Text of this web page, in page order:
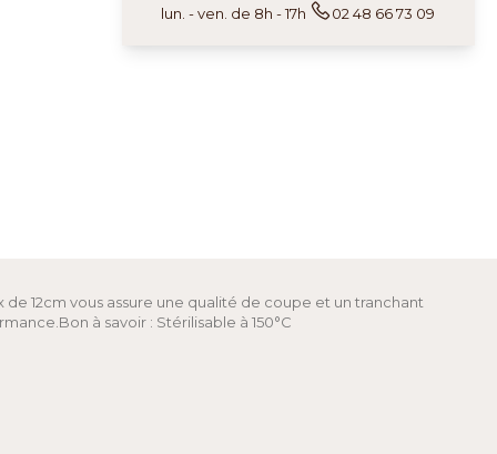
lun. - ven. de 8h - 17h 02 48 66 73 09
12cm vous assure une qualité de coupe et un tranchant
à savoir : Stérilisable à 150°C